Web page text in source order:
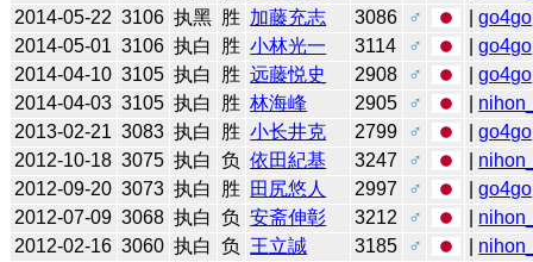
2014-05-22 3106 执黑 胜 加藤充志 3086 ♂ |go4go
2014-05-01 3106 执白 胜 小林光一 3114 ♂ |go4go
2014-04-10 3105 执白 胜 远藤悦史 2908 ♂ |go4go
2014-04-03 3105 执白 胜 林海峰 2905 ♂
2013-02-21 3083 执白 胜 小长井克 2799 ♂ |go4go
2012-10-18 3075 执白 负 依田紀基 3247 ♂
2012-09-20 3073 执白 胜 田尻悠人 2997 ♂ |go4go
2012-07-09 3068 执白 负 安斋伸彰 3212 ♂
2012-02-16 3060 执白 负 王立誠 3185 ♂